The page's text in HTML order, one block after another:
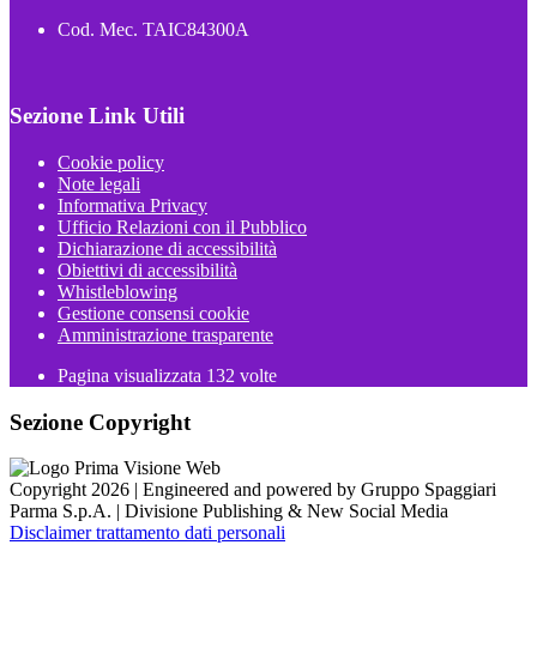
Cod. Mec. TAIC84300A
Sezione Link Utili
Cookie policy
Note legali
Informativa Privacy
Ufficio Relazioni con il Pubblico
Dichiarazione di accessibilità
Obiettivi di accessibilità
Whistleblowing
Gestione consensi cookie
Amministrazione trasparente
Pagina visualizzata 132 volte
Sezione Copyright
Copyright 2026 | Engineered and powered by Gruppo Spaggiari
Parma S.p.A. | Divisione Publishing & New Social Media
Disclaimer trattamento dati personali